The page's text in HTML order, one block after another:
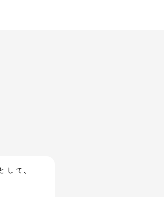
て、